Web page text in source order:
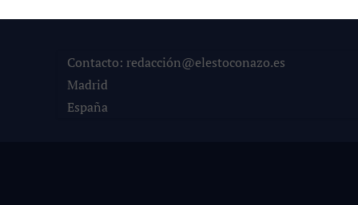
Contacto: redacción@elestoconazo.es
Madrid
España